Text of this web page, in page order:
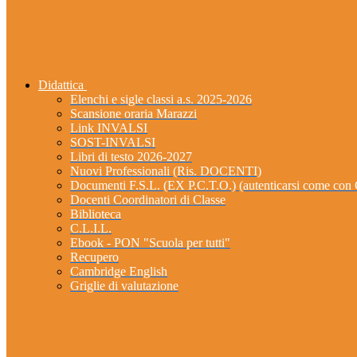
Didattica
Elenchi e sigle classi a.s. 2025-2026
Scansione oraria Marazzi
Link INVALSI
SOST-INVALSI
Libri di testo 2026-2027
Nuovi Professionali (Ris. DOCENTI)
Documenti F.S.L. (EX P.C.T.O.) (autenticarsi come
Docenti Coordinatori di Classe
Biblioteca
C.L.I.L.
Ebook - PON "Scuola per tutti"
Recupero
Cambridge English
Griglie di valutazione